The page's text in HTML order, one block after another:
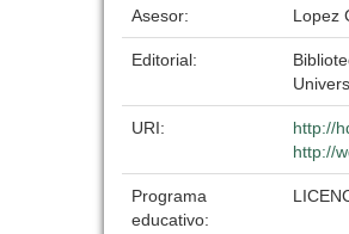
Asesor: Lopez
Editorial:
URI:
http://
http://
Programa
educativo: